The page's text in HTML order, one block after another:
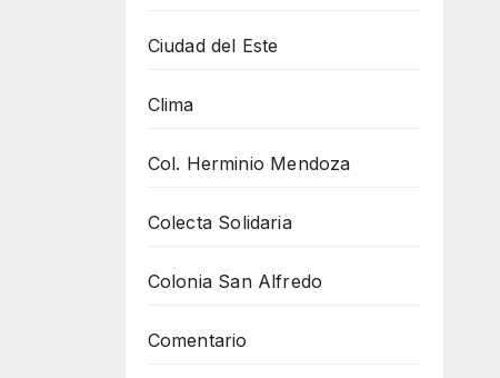
Ciudad del Este
Clima
Col. Herminio Mendoza
Colecta Solidaria
Colonia San Alfredo
Comentario